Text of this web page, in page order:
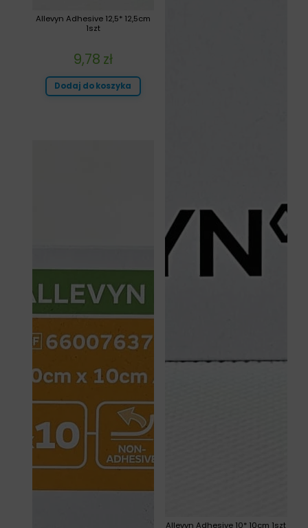
Allevyn Adhesive 10* 10cm 1szt
Allevyn Adhesive 12,5* 12,5cm
1szt
9,78 zł
Dodaj do koszyka